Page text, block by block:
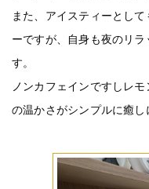
また、アイスティーとし
ーですが、自身も夜のリ
す。
ノンカフェインですしレ
の温かさがシンプルに癒し